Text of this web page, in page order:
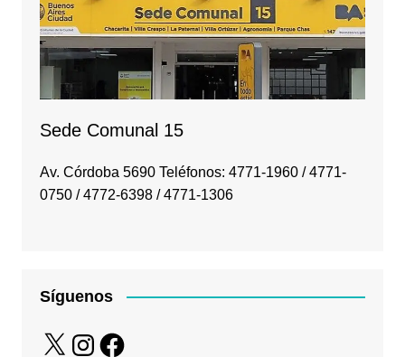
Sede Comunal 15
Av. Córdoba 5690 Teléfonos: 4771-1960 / 4771-
0750 / 4772-6398 / 4771-1306
Síguenos
X InstagramFacebook